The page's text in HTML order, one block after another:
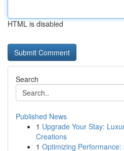
HTML is disabled
Search
Published News
1 Upgrade Your Stay:
Creations
1 Optimizing